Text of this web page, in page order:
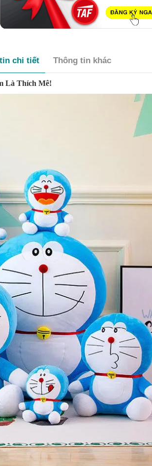
chi tiết Thông tin khác
Là Thích Mê!